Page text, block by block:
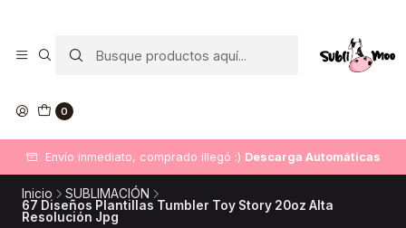
0
Envío inmediato, comprado illegó :) Descarga Automáticas
Inicio
SUBLIMACIÓN
67 Diseños Plantillas Tumbler Toy Story 20oz Alta
Resolución Jpg